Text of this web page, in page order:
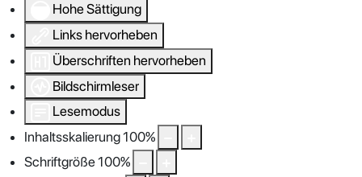
Hohe Sättigung
Links hervorheben
Überschriften hervorheben
Bildschirmleser
Lesemodus
Inhaltsskalierung100%
Schriftgröße100%